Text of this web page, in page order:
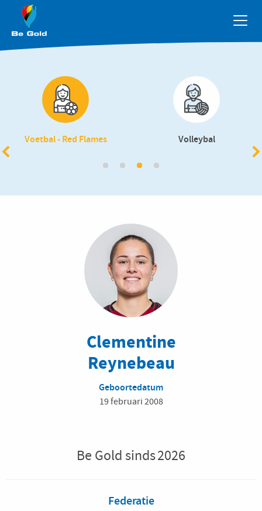
Overslaan en naar de inhoud gaan
Voetbal - Red Flames Volleybal
Clementine
Reynebeau
Geboortedatum
19 februari 2008
Be Gold sinds2026
Federatie